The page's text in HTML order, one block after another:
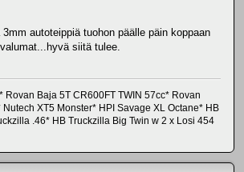
autoteippiä tuohon päälle päin koppaan
siitä tulee.
Rovan Baja 5T CR600FT TWIN 57cc* Rovan
XT5 Monster* HPI Savage XL Octane* HB
.46* HB Truckzilla Big Twin w 2 x Losi 454